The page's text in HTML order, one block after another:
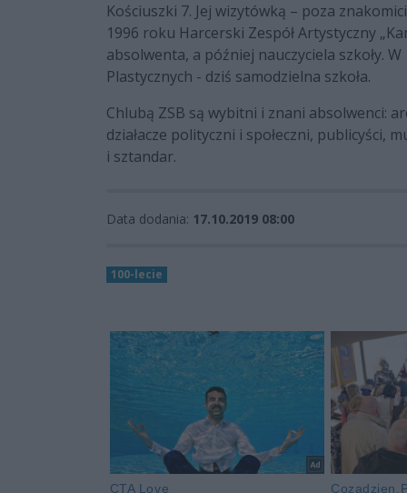
Kościuszki 7. Jej wizytówką – poza
1996 roku Harcerski Zespół Artystyczny
absolwenta, a później nauczyciela szkoły.
Plastycznych - dziś samodzielna szkoła.
Chlubą ZSB są wybitni i znani absolwenci:
działacze polityczni i społeczni, publicyści,
i sztandar.
Data dodania: 17.10.2019 08:00
100-lecie